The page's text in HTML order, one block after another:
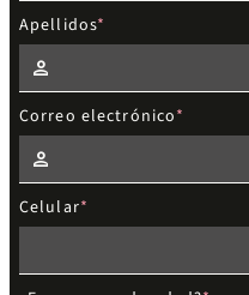
Apellidos
Correo electrónico
Celular